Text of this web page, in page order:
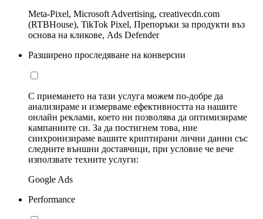
Meta-Pixel, Microsoft Advertising, creativecdn.com
(RTBHouse), TikTok Pixel, Препоръки за продукти въз
основа на кликове, Ads Defender
Разширено проследяване на конверсии
С приемането на тази услуга можем по-добре да
анализираме и измерваме ефективността на нашите
онлайн реклами, което ни позволява да оптимизираме
кампаниите си. За да постигнем това, ние
синхронизираме вашите криптирани лични данни със
следните външни доставчици, при условие че вече
използвате техните услуги:
Google Ads
Performance